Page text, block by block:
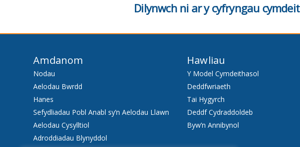
Dilynwch ni ar y cyfryngau
Amdanom
Nodau
Aelodau Bwrdd
Hanes
Sefydliadau Pobl Anabl sy’n Aelodau Llawn
Aelodau Cysylltiol
Adroddiadau Blynyddol
Hawliau
Y Model Cymdeithasol
Deddfwriaeth
Tai Hygyrch
Deddf Cydraddoldeb
Byw’n Annibynol